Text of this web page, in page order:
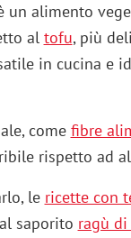
un alimento
al tofu, più
in cucina e
come fibre
rispetto ad
le ricette con
saporito ragù